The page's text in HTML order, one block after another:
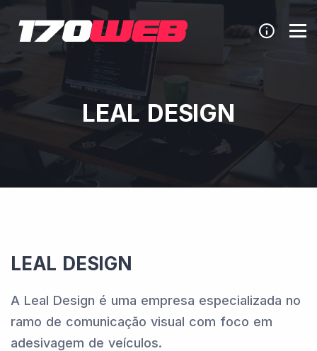
LEAL DESIGN
LEAL DESIGN
A Leal Design é uma empresa especializada no
ramo de comunicação visual com foco em
adesivagem de veículos.